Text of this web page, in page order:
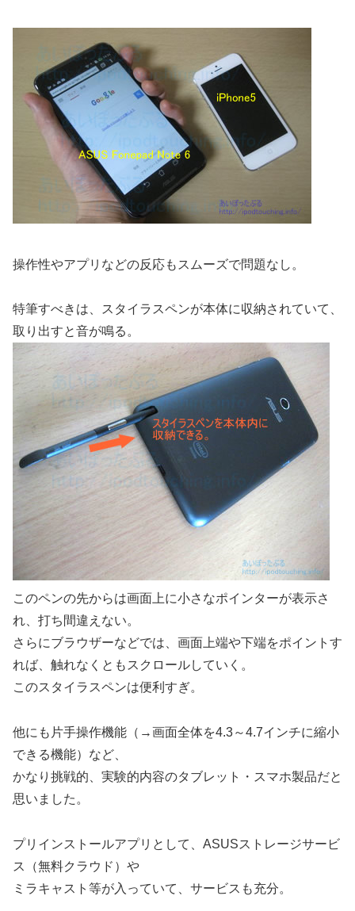
操作性やアプリなどの反応もスムーズで問題なし。
特筆すべきは、スタイラスペンが本体に収納されていて、
取り出すと音が鳴る。
このペンの先からは画面上に小さなポインターが表示さ
れ、打ち間違えない。
さらにブラウザーなどでは、画面上端や下端をポイントす
れば、触れなくともスクロールしていく。
このスタイラスペンは便利すぎ。
他にも片手操作機能（→画面全体を4.3～4.7インチに縮小
できる機能）など、
かなり挑戦的、実験的内容のタブレット・スマホ製品だと
思いました。
プリインストールアプリとして、ASUSストレージサービ
ス（無料クラウド）や
ミラキャスト等が入っていて、サービスも充分。